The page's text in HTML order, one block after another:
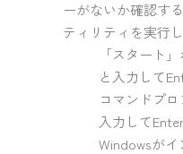
ーがないか確認す
ティリティを実行し
「スタート
と入力して
コマンドプ
入力して
Windowsが